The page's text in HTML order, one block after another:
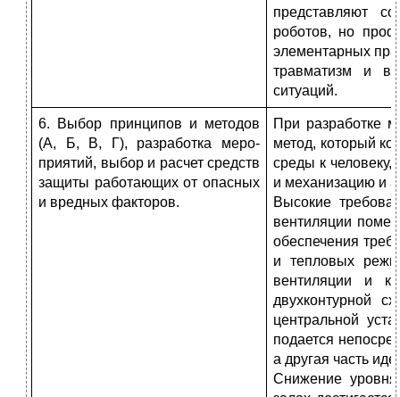
представляют
роботов, но
элементарных
травматизм и
ситуаций.
6. Выбор принципов и методов
(А, Б, В, Г), разработка меро-
приятий, выбор и расчет средств
защиты работающих от опасных
и вредных факторов.
При разработке
метод, который
среды к
и механизацию и
Высокие
вентиляции
обеспечения
и тепловых
вентиляции и
двухконтурной
центральной
подается
а другая часть
Снижение